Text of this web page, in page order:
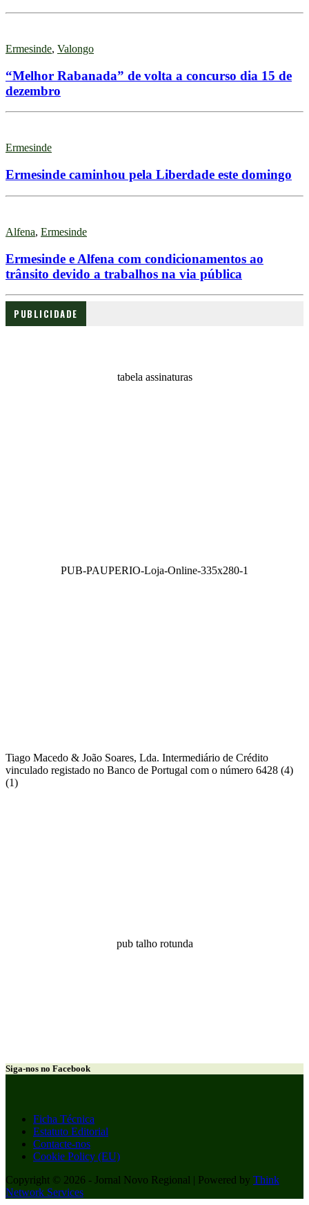
Ermesinde, Valongo
“Melhor Rabanada” de volta a concurso dia 15 de
dezembro
Ermesinde
Ermesinde caminhou pela Liberdade este domingo
Alfena, Ermesinde
Ermesinde e Alfena com condicionamentos ao
trânsito devido a trabalhos na via pública
PUBLICIDADE
tabela assinaturas
PUB-PAUPERIO-Loja-Online-335x280-1
Tiago Macedo & João Soares, Lda. Intermediário de Crédito
vinculado registado no Banco de Portugal com o número 6428 (4)
(1)
pub talho rotunda
Siga-nos no Facebook
Ficha Técnica
Estatuto Editorial
Contacte-nos
Cookie Policy (EU)
Copyright © 2026 - Jornal Novo Regional | Powered by Think
Network Services